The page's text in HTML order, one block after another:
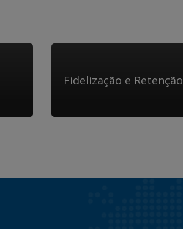
Fidelização e Retenção